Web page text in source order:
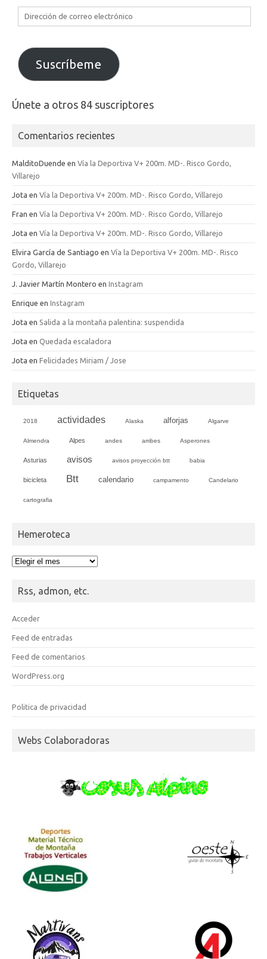
Dirección
de
electrónico
Suscríbeme
Únete a otros 84 suscriptores
Comentarios recientes
MalditoDuende en Vía la Deportiva V+ 200m. MD-. Risco Gordo,
Villarejo
Jota en Vía la Deportiva V+ 200m. MD-. Risco Gordo, Villarejo
Fran en Vía la Deportiva V+ 200m. MD-. Risco Gordo, Villarejo
Jota en Vía la Deportiva V+ 200m. MD-. Risco Gordo, Villarejo
Elvira García de Santiago en Vía la Deportiva V+ 200m. MD-. Risco
Gordo, Villarejo
J. Javier Martín Montero en Instagram
Enrique en Instagram
Jota en Salida a la montaña palentina: suspendida
Jota en Quedada escaladora
Jota en Felicidades Miriam / Jose
Etiquetas
2018 actividades Alaska alforjas Algarve
Almendra Alpes andes arribes Asperones
Asturias avisos avisos proyección btt babia
bicicleta Btt calendario campamento Candelario
cartografia
Hemeroteca
Hemeroteca
Rss, admon, etc.
Acceder
Feed de entradas
Feed de comentarios
WordPress.org
Politica de privacidad
Webs Colaboradoras